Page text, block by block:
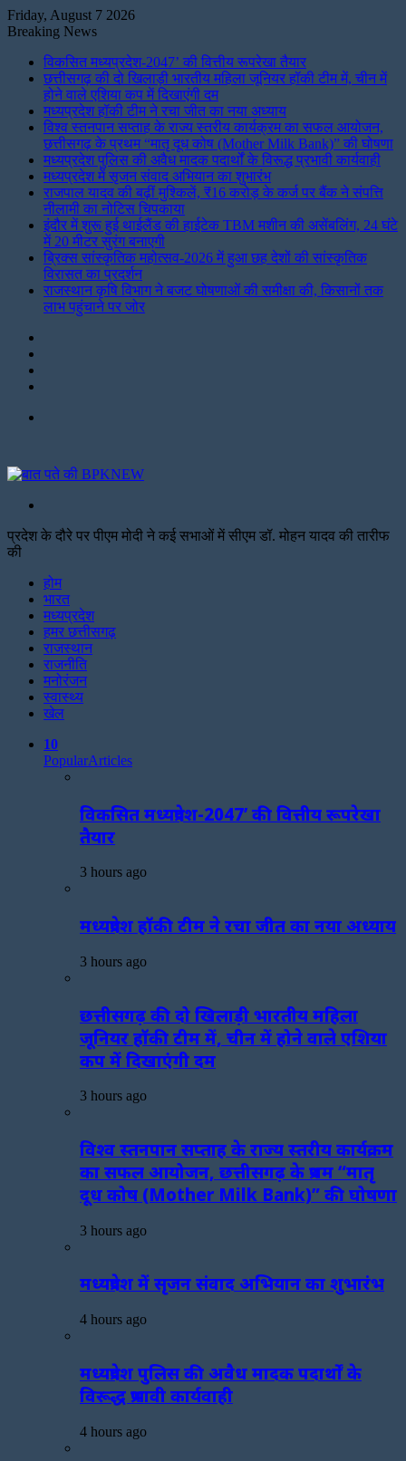
Friday, August 7 2026
Breaking News
विकसित मध्यप्रदेश-2047’ की वित्तीय रूपरेखा तैयार
छत्तीसगढ़ की दो खिलाड़ी भारतीय महिला जूनियर हॉकी टीम में, चीन में
होने वाले एशिया कप में दिखाएंगी दम
मध्यप्रदेश हॉकी टीम ने रचा जीत का नया अध्याय
विश्व स्तनपान सप्ताह के राज्य स्तरीय कार्यक्रम का सफल आयोजन,
छत्तीसगढ़ के प्रथम “मातृ दूध कोष (Mother Milk Bank)” की घोषणा
मध्यप्रदेश पुलिस की अवैध मादक पदार्थों के विरूद्ध प्रभावी कार्यवाही
मध्यप्रदेश में सृजन संवाद अभियान का शुभारंभ
राजपाल यादव की बढ़ीं मुश्किलें, ₹16 करोड़ के कर्ज पर बैंक ने संपत्ति
नीलामी का नोटिस चिपकाया
इंदौर में शुरू हुई थाईलैंड की हाईटेक TBM मशीन की असेंबलिंग, 24 घंटे
में 20 मीटर सुरंग बनाएगी
ब्रिक्स सांस्कृतिक महोत्सव-2026 में हुआ छह देशों की सांस्कृतिक
विरासत का प्रदर्शन
राजस्थान कृषि विभाग ने बजट घोषणाओं की समीक्षा की, किसानों तक
लाभ पहुंचाने पर जोर
प्रदेश के दौरे पर पीएम मोदी ने कई सभाओं में सीएम डॉ. मोहन यादव की तारीफ
की
होम
भारत
मध्यप्रदेश
हमर छत्तीसगढ़
राजस्थान
राजनीति
मनोरंजन
स्वास्थ्य
खेल
10
PopularArticles
विकसित मध्यप्रदेश-2047’ की वित्तीय रूपरेखा
तैयार
3 hours ago
मध्यप्रदेश हॉकी टीम ने रचा जीत का नया अध्याय
3 hours ago
छत्तीसगढ़ की दो खिलाड़ी भारतीय महिला
जूनियर हॉकी टीम में, चीन में होने वाले एशिया
कप में दिखाएंगी दम
3 hours ago
विश्व स्तनपान सप्ताह के राज्य स्तरीय कार्यक्रम
का सफल आयोजन, छत्तीसगढ़ के प्रथम “मातृ
दूध कोष (Mother Milk Bank)” की घोषणा
3 hours ago
मध्यप्रदेश में सृजन संवाद अभियान का शुभारंभ
4 hours ago
मध्यप्रदेश पुलिस की अवैध मादक पदार्थों के
विरूद्ध प्रभावी कार्यवाही
4 hours ago